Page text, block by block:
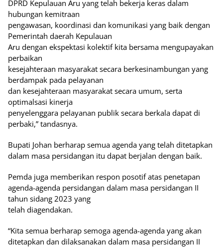
DPRD Kepulauan Aru yang telah bekerja keras dalam
hubungan kemitraan
pengawasan, koordinasi dan komunikasi yang baik dengan
Pemerintah daerah Kepulauan
Aru dengan ekspektasi kolektif kita bersama mengupayakan
perbaikan
kesejahteraan masyarakat secara berkesinambungan yang
berdampak pada pelayanan
dan kesejahteraan masyarakat secara umum, serta
optimalsasi kinerja
penyelenggara pelayanan publik secara berkala dapat di
perbaki,” tandasnya.
Bupati Johan berharap semua agenda yang telah ditetapkan
dalam masa persidangan itu dapat berjalan dengan baik.
Pemda juga memberikan respon posotif atas penetapan
agenda-agenda persidangan dalam masa persidangan II
tahun sidang 2023 yang
telah diagendakan.
“Kita semua berharap semoga agenda-agenda yang akan
ditetapkan dan dilaksanakan dalam masa persidangan II